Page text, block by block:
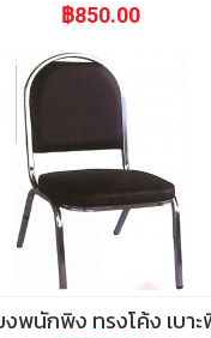
฿850.00
งพนักพิง ทรงโค้ง เบา